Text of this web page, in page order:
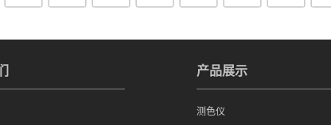
产品展示
测色仪